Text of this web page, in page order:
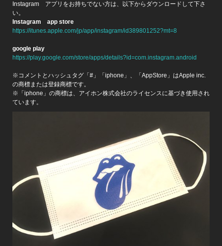
Instagram アプリをお持ちでない方は、以下からダウンロードして下さ
い。
Instagram app store
https://itunes.apple.com/jp/app/instagram/id389801252?mt=8
google play
https://play.google.com/store/apps/details?id=com.instagram.android
※コメントとハッシュタグ「#」「iphone」、「AppStore」はApple inc.
の商標または登録商標です。
※「iphone」の商標は、アイホン株式会社のライセンスに基づき使用され
ています。